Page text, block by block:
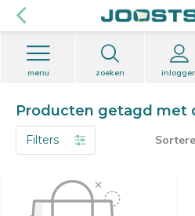
zoeken
menu
Producten getagd met
Filters